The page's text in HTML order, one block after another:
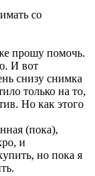
со
прошу помочь.
И вот
снизу снимка
только на то,
Но как этого
(пока),
и
но пока я